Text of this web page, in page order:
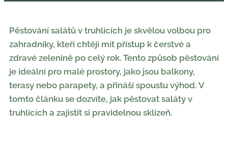
Pěstování salátů v truhlících je skvělou volbou pro
zahradníky, kteří chtějí mít přístup k čerstvé a
zdravé zelenině po celý rok. Tento způsob pěstování
je ideální pro malé prostory, jako jsou balkony,
terasy nebo parapety, a přináší spoustu výhod. V
tomto článku se dozvíte, jak pěstovat saláty v
truhlících a zajistit si pravidelnou sklizeň.